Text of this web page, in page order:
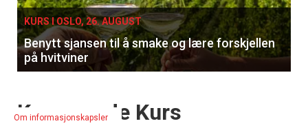
KURS I OSLO, 26. AUGUST
Benytt sjansen til å smake og lære forskjellen
på hvitviner
Events
Kommende Kurs
Om informasjonskapsler